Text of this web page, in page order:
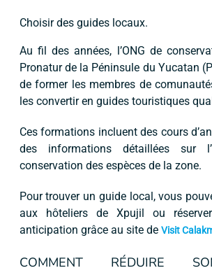
Choisir des guides locaux.
Au fil des années, l’ONG de
Pronatur de la Péninsule du Yucatan
de former les membres de
les convertir en guides touristiques
Ces formations incluent des cours
des informations détaillées sur
conservation des espèces de la zone.
Pour trouver un guide local, vous
aux hôteliers de Xpujil ou
anticipation grâce au site de Visit
COMMENT RÉDUIRE